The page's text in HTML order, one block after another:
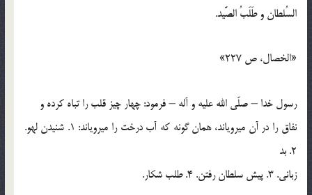
السُلطان و طَلَبُ الصَّيد.
«الخصال، ص 227»
رسول خدا – صلّي الله عليه و آله – فرمود: چهار چيز قلب را تباه کرده و
نفاق را در آن ميروياند، همان گونه كه آب درخت را ميروياند: 1. شنيدن لهو.
2. بد
زباني. 3. پيش سلطان رفتن. 4. طلب شكار.